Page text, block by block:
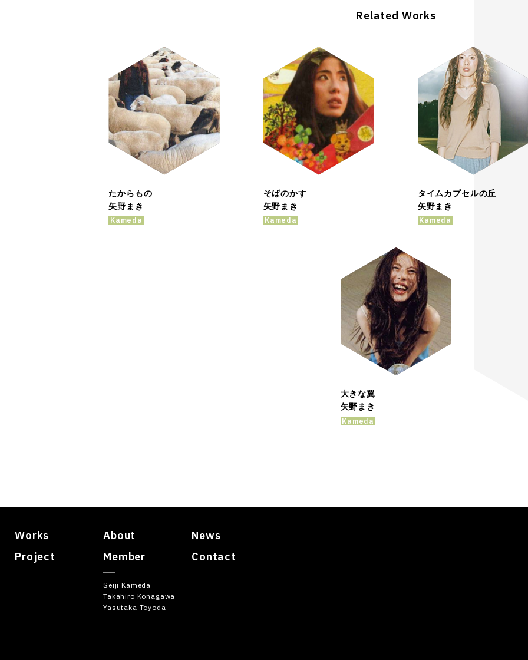
Related Works
たからもの
矢野まき
Kameda
そばのかす
矢野まき
Kameda
タイムカプセルの丘
矢野まき
Kameda
大きな翼
矢野まき
Kameda
Works About
News
Project
Member
Seiji Kameda
Takahiro Konagawa
Yasutaka Toyoda
Contact